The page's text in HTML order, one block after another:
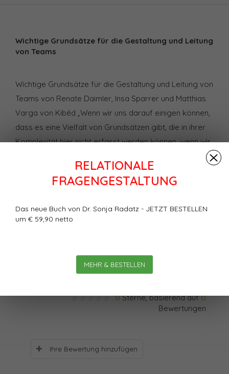
RELATIONALE
FRAGENGESTALTUNG
Das neue Buch von Dr. Sonja Radatz - JETZT BESTELLEN
um € 59,90 netto
MEHR & BESTELLEN
Wichtige Grundsätze für die Gestaltung und Leitung
von Teams
Wichtige Grundsätze für die Gestaltung und Leitung von
Teams von Renate Daimler, Insa Sparrer und Matthias
Varga von Kibéd „Wenn wir uns darauf einigen können,
dass es eine Vielfalt von Grundsätzen gibt, die in ihrer
Komplexität hier nicht erfasst werden können, wenn wir
scheinbar klare Grundsätze anders ausgelegt werden
können – dann macht eine Aufzählung solcher Prinzipien
nicht dazu, einen Mangel zu diagnostizieren, sondern um
Einsatz – vermehrt werden kann.“
0Sterne, basierend auf0
Bewertungen
Ihre Bewertung hinzufügen